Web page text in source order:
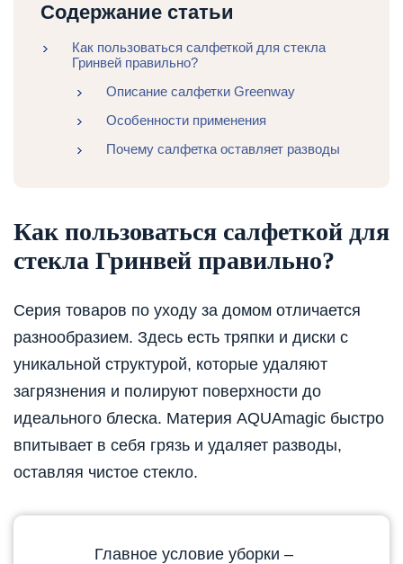
Содержание статьи
Как пользоваться салфеткой для стекла
Гринвей правильно?
Описание салфетки Greenway
Особенности применения
Почему салфетка оставляет разводы
Как пользоваться салфеткой для
стекла Гринвей правильно?
Серия товаров по уходу за домом отличается
разнообразием. Здесь есть тряпки и диски с
уникальной структурой, которые удаляют
загрязнения и полируют поверхности до
идеального блеска. Материя AQUAmagic быстро
впитывает в себя грязь и удаляет разводы,
оставляя чистое стекло.
Главное условие уборки –